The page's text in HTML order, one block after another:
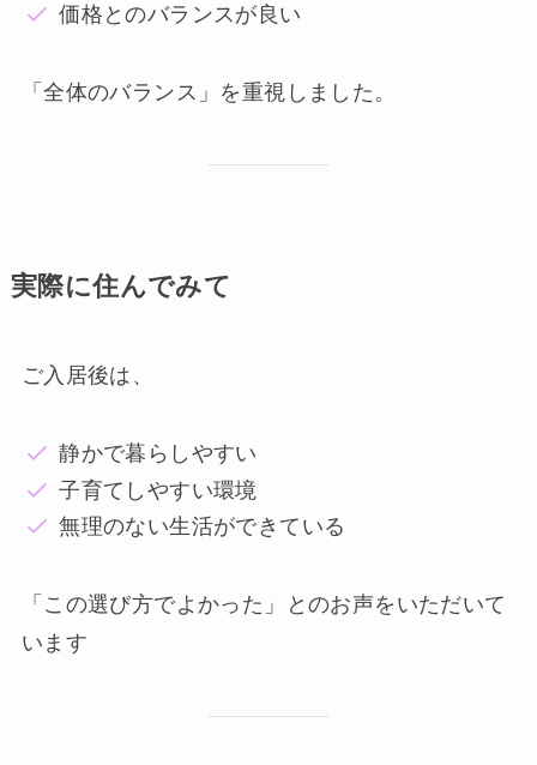
価格とのバランスが良い
「全体のバランス」を重視しました。
実際に住んでみて
ご入居後は、
静かで暮らしやすい
子育てしやすい環境
無理のない生活ができている
「この選び方でよかった」とのお声をいただいて
います